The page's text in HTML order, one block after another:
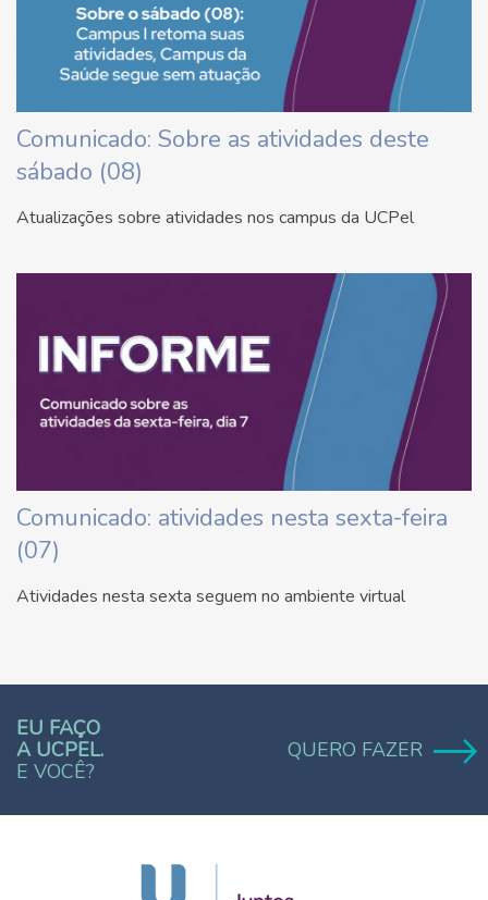
Comunicado: Sobre as atividades deste
sábado (08)
Atualizações sobre atividades nos campus da UCPel
Comunicado: atividades nesta sexta-feira
(07)
Atividades nesta sexta seguem no ambiente virtual
EU FAÇO
A UCPEL.
E VOCÊ?
QUERO FAZER